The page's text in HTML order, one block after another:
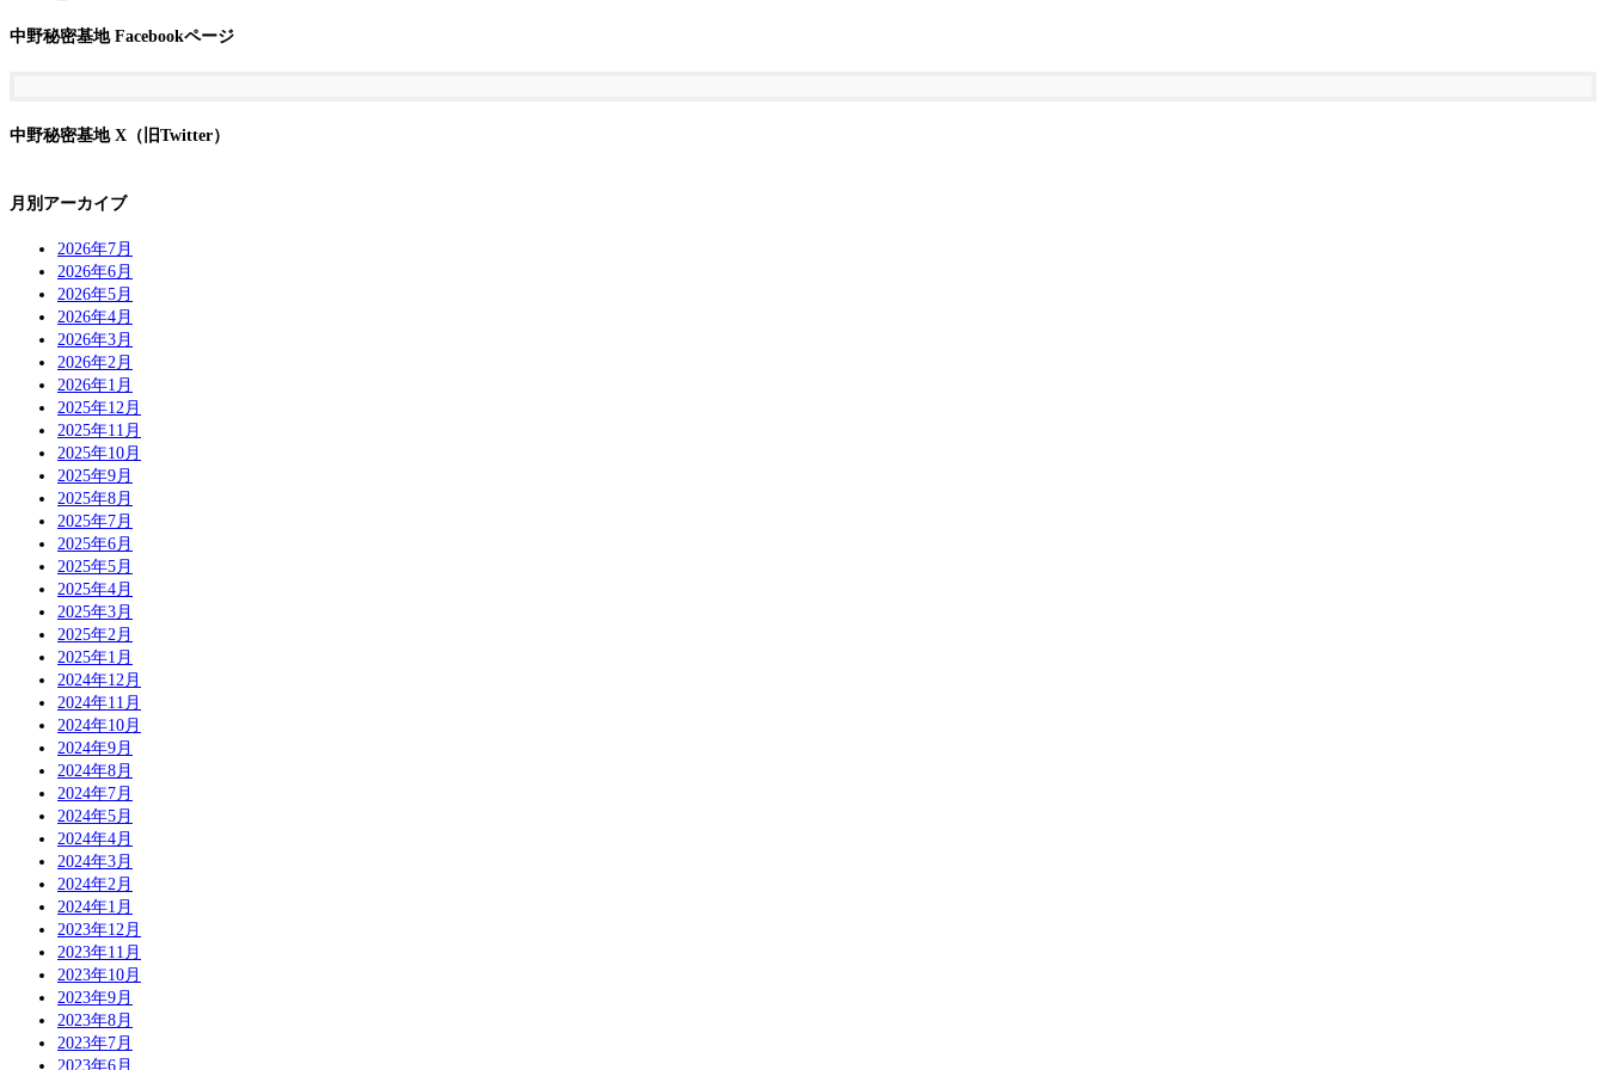
ー
り
ジ
ー
ジ
ー
中野秘密基地 Facebookページ
中野秘密基地 X（旧Twitter）
月別アーカイブ
2026年7月
2026年6月
2026年5月
2026年4月
2026年3月
2026年2月
2026年1月
2025年12月
2025年11月
2025年10月
2025年9月
2025年8月
2025年7月
2025年6月
2025年5月
2025年4月
2025年3月
2025年2月
2025年1月
2024年12月
2024年11月
2024年10月
2024年9月
2024年8月
2024年7月
2024年5月
2024年4月
2024年3月
2024年2月
2024年1月
2023年12月
2023年11月
2023年10月
2023年9月
2023年8月
2023年7月
2023年6月